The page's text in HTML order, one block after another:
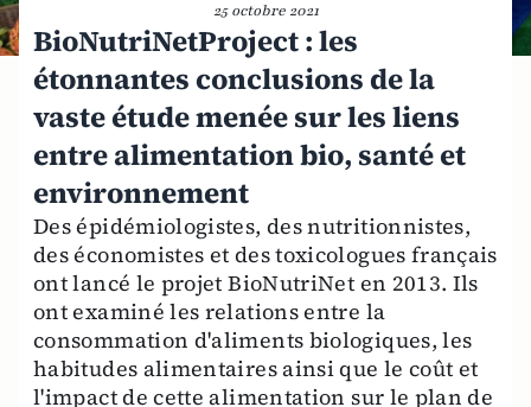
25 octobre 2021
BioNutriNetProject : les
étonnantes conclusions de la
vaste étude menée sur les liens
entre alimentation bio, santé et
environnement
Des épidémiologistes, des nutritionnistes,
des économistes et des toxicologues français
ont lancé le projet BioNutriNet en 2013. Ils
ont examiné les relations entre la
consommation d'aliments biologiques, les
habitudes alimentaires ainsi que le coût et
l'impact de cette alimentation sur le plan de